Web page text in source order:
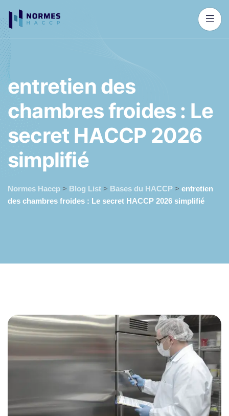
entretien des
chambresfroides : Le
secret HACCP 2026
simplifié
Normes Haccp > Blog List > Bases du HACCP > entretien
des chambres froides : Le secret HACCP 2026 simplifié